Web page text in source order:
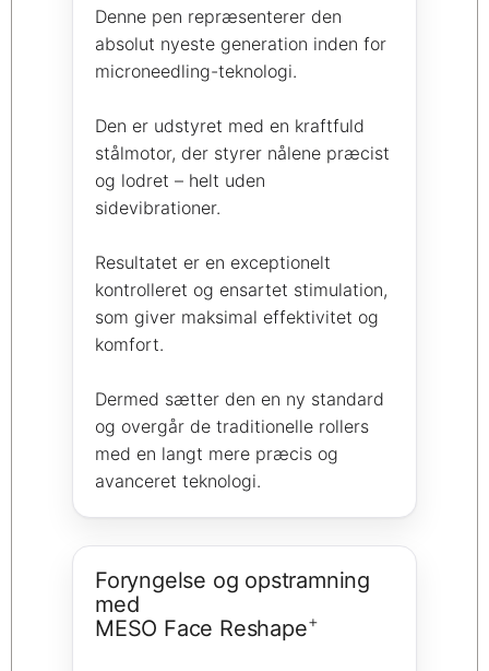
Denne pen repræsenterer den
absolut nyeste generation inden for
microneedling-teknologi.
Den er udstyret med en kraftfuld
stålmotor, der styrer nålene præcist
og lodret – helt uden
sidevibrationer.
Resultatet er en exceptionelt
kontrolleret og ensartet stimulation,
som giver maksimal effektivitet og
komfort.
Dermed sætter den en ny standard
og overgår de traditionelle rollers
med en langt mere præcis og
avanceret teknologi.
Foryngelse og opstramning
med
MESO Face Reshape+